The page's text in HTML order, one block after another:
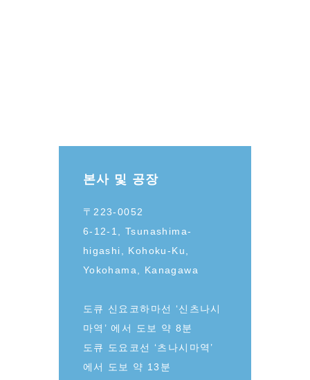
본사 및 공장
〒223-0052
6-12-1, Tsunashima-
higashi, Kohoku-Ku,
Yokohama, Kanagawa
도큐 신요코하마선 ‘신츠나시
마역’ 에서 도보 약 8분
도큐 도요코선 ‘츠나시마역’
에서 도보 약 13분